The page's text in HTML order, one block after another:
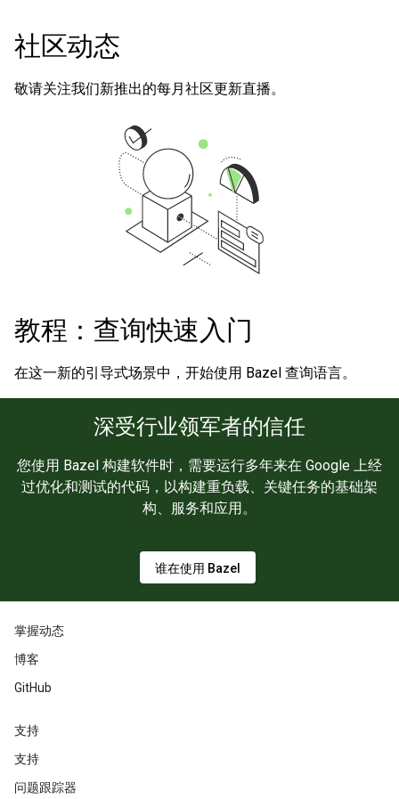
社区动态
敬请关注我们新推出的每月社区更新直播。
教程：查询快速入门
在这一新的引导式场景中，开始使用 Bazel 查询语言。
深受行业领军者的信任
您使用 Bazel 构建软件时，需要运行多年来在 Google 上经
过优化和测试的代码，以构建重负载、关键任务的基础架
构、服务和应用。
谁在使用 Bazel
掌握动态
博客
GitHub
支持
支持
问题跟踪器